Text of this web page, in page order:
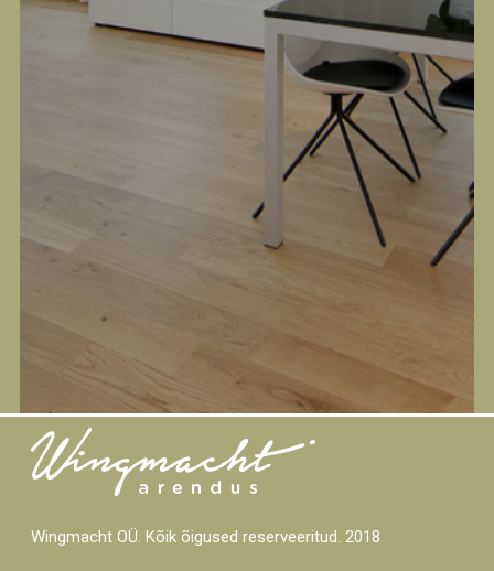
Wingmacht OÜ. Kõik õigused reserveeritud. 2018